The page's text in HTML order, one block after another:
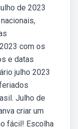
de 2023
com os
e datas
julho 2023
Julho de
criar um
fácil! Escolha